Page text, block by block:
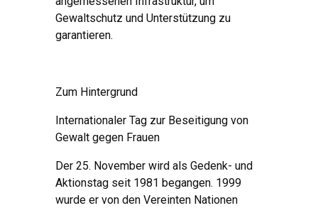
Gewaltschutz und Unterstützung zu
garantieren.
Zum Hintergrund
Internationaler Tag zur Beseitigung von
Gewalt gegen Frauen
Der 25. November wird als Gedenk- und
Aktionstag seit 1981 begangen. 1999
wurde er von den Vereinten Nationen